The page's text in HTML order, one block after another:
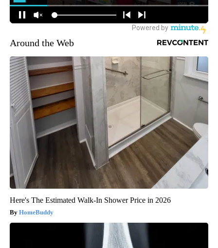
Around the Web
Here's The Estimated Walk-In Shower Price in 2026
HomeBuddy